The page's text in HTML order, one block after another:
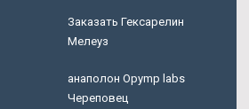
Заказать Гексарелин
Мелеуз
анаполон Opymp labs
Череповец